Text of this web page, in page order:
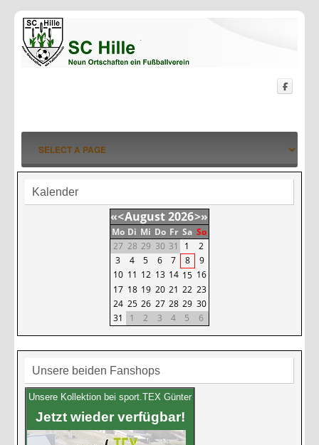
Kalender
«<August2026>»
Mo Di Mi Do Fr Sa So
27 28 29 30 31 1
2
3
4 5 6 7 8
9
10 11 12 13 14 15 16
17 18 19 20 21 22 23
24 25 26 27 28 29 30
31
1 2 3 4 5 6
Unsere beiden Fanshops
Unsere Kollektion bei sport.TEX Günter
Jetzt wieder verfügbar!